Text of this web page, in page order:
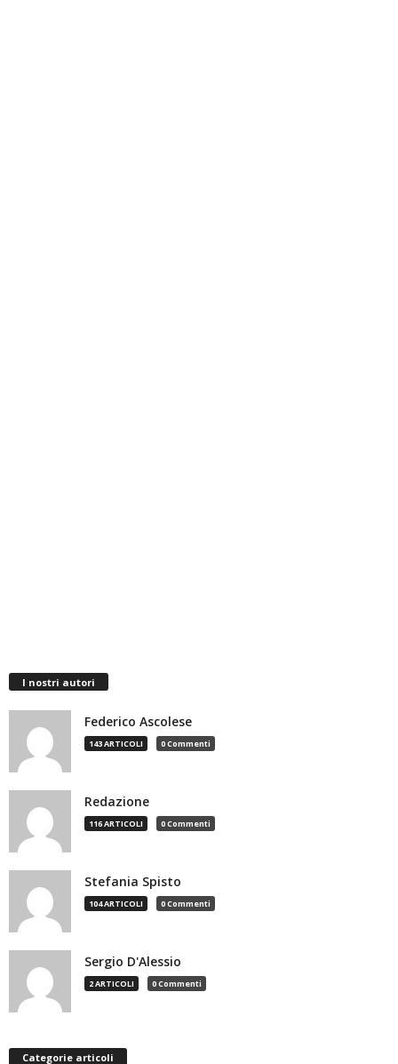
I nostri autori
Federico Ascolese
143 ARTICOLI 0 Commenti
Redazione
116 ARTICOLI 0 Commenti
Stefania Spisto
104 ARTICOLI 0 Commenti
Sergio D'Alessio
2 ARTICOLI 0 Commenti
Categorie articoli